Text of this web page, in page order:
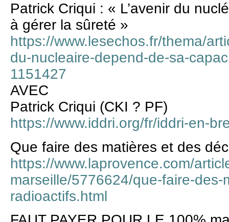
Patrick Criqui : « L’avenir du
à gérer la sûreté »
https://www.lesechos.fr/thema/
du-nucleaire-depend-de-sa-
1151427
AVEC
Patrick Criqui (CKI ? PF)
https://www.iddri.org/fr/iddri-en-
Que faire des matières et des
https://www.laprovence.com/
marseille/5776624/que-faire-
radioactifs.html